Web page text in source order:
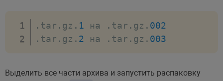
. tar . gz . 1 на . tar . gz . 002
. tar . gz . 2 на . tar . gz . 003
Выделить все части архива и запустить распаковку